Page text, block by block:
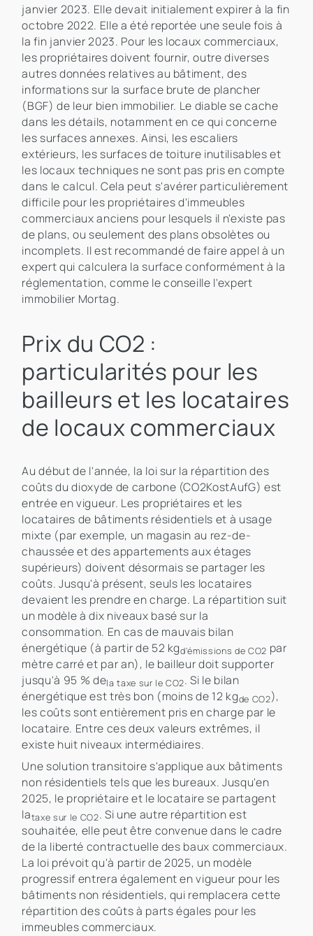
janvier 2023. Elle devait initialement expirer à la fin
octobre 2022. Elle a été reportée une seule fois à
la fin janvier 2023. Pour les locaux commerciaux,
les propriétaires doivent fournir, outre diverses
autres données relatives au bâtiment, des
informations sur la surface brute de plancher
(BGF) de leur bien immobilier. Le diable se cache
dans les détails, notamment en ce qui concerne
les surfaces annexes. Ainsi, les escaliers
extérieurs, les surfaces de toiture inutilisables et
les locaux techniques ne sont pas pris en compte
dans le calcul. Cela peut s'avérer particulièrement
difficile pour les propriétaires d'immeubles
commerciaux anciens pour lesquels il n'existe pas
de plans, ou seulement des plans obsolètes ou
incomplets. Il est recommandé de faire appel à un
expert qui calculera la surface conformément à la
réglementation, comme le conseille l'expert
immobilier Mortag.
Prix du CO2 :
particularités pour les
bailleurs et les locataires
de locaux commerciaux
Au début de l'année, la loi sur la répartition des
coûts du dioxyde de carbone (CO2KostAufG) est
entrée en vigueur. Les propriétaires et les
locataires de bâtiments résidentiels et à usage
mixte (par exemple, un magasin au rez-de-
chaussée et des appartements aux étages
supérieurs) doivent désormais se partager les
coûts. Jusqu'à présent, seuls les locataires
devaient les prendre en charge. La répartition suit
un modèle à dix niveaux basé sur la
consommation. En cas de mauvais bilan
énergétique (à partir de 52 kgd'émissions de CO2 par
mètre carré et par an), le bailleur doit supporter
jusqu'à 95 % dela taxe sur le CO2. Si le bilan
énergétique est très bon (moins de 12 kgde CO2),
les coûts sont entièrement pris en charge par le
locataire. Entre ces deux valeurs extrêmes, il
existe huit niveaux intermédiaires.
Une solution transitoire s'applique aux bâtiments
non résidentiels tels que les bureaux. Jusqu'en
2025, le propriétaire et le locataire se partagent
lataxe sur le CO2. Si une autre répartition est
souhaitée, elle peut être convenue dans le cadre
de la liberté contractuelle des baux commerciaux.
La loi prévoit qu'à partir de 2025, un modèle
progressif entrera également en vigueur pour les
bâtiments non résidentiels, qui remplacera cette
répartition des coûts à parts égales pour les
immeubles commerciaux.